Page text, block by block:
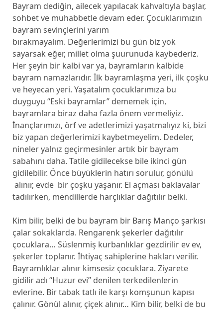
Bayram dediğin, ailecek yapılacak kahvaltıyla başlar,
sohbet ve muhabbetle devam eder. Çocuklarımızın
bayram sevinçlerini yarım
bırakmayalım. Değerlerimizi bu gün biz yok
sayarsak eğer, millet olma şuurunuda kaybederiz.
Her şeyin bir kalbi var ya, bayramların kalbide
bayram namazlarıdır. İlk bayramlaşma yeri, ilk çoşku
ve heyecan yeri. Yaşatalım çocuklarımıza bu
duyguyu “Eski bayramlar” dememek için,
bayramlara biraz daha fazla önem vermeliyiz.
İnançlarımızı, örf ve adetlerimizi yaşatmalıyız ki, bizi
biz yapan değerlerimizi kaybetmeyelim. Dedeler,
nineler yalnız geçirmesinler artık bir bayram
sabahını daha. Tatile gidilecekse bile ikinci gün
gidilebilir. Önce büyüklerin hatırı sorulur, gönülü
alınır, evde bir çoşku yaşanır. El açması baklavalar
tadılırken, mendillerde harçlıklar dağıtılır belki.
Kim bilir, belki de bu bayram bir Barış Manço şarkısı
çalar sokaklarda. Rengarenk şekerler dağıtılır
çocuklara… Süslenmiş kurbanlıklar gezdirilir ev ev,
şekerler toplanır. İhtiyaç sahiplerine hakları verilir.
Bayramlıklar alınır kimsesiz çocuklara. Ziyarete
gidilir adı “Huzur evi” denilen terkedilenlerin
evlerine. Bir tabak tatlı ile karşı komşunun kapısı
çalınır. Gönül alınır, çiçek alınır… Kim bilir, belki de bu